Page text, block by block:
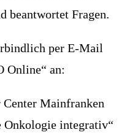
beantwortet Fragen.
per E-Mail
Online“ an:
Center Mainfranken
Onkologie integrativ“